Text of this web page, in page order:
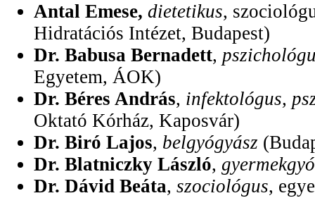
Antal Emese, dietetikus,
Hidratációs Intézet, Budapest)
Dr. Babusa Bernadett,
Egyetem, ÁOK)
Dr. Béres András, infektológus,
Oktató Kórház, Kaposvár)
Dr. Biró Lajos, belgyógyász
Dr. Blatniczky László,
Dr. Dávid Beáta, szociológus,